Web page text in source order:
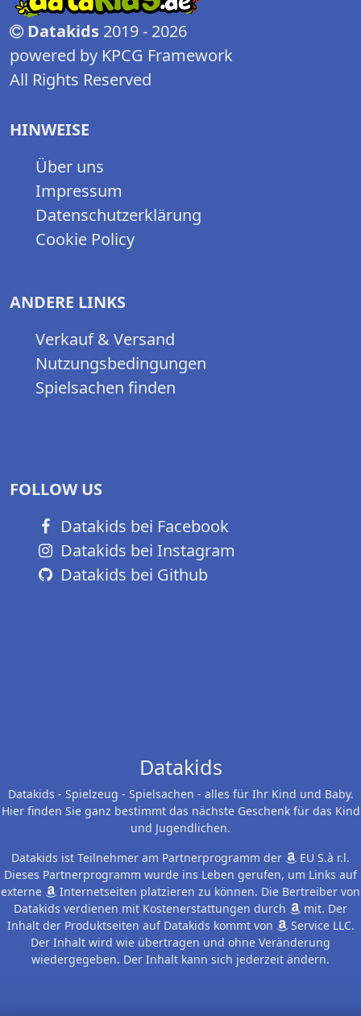
Datakids 2019 - 2026
powered by KPCG Framework
All Rights Reserved
HINWEISE
Über uns
Impressum
Datenschutzerklärung
Cookie Policy
ANDERE LINKS
Verkauf & Versand
Nutzungsbedingungen
Spielsachen finden
FOLLOW US
Datakids bei Facebook
Datakids bei Instagram
Datakids bei Github
Datakids
Datakids - Spielzeug - Spielsachen - alles für Ihr Kind und Baby.
Hier finden Sie ganz bestimmt das nächste Geschenk für das Kind
und Jugendlichen.
Datakids ist Teilnehmer am Partnerprogramm der
EU S.à r.l.
Dieses Partnerprogramm wurde ins Leben gerufen, um Links auf
externe
Internetseiten platzieren zu können. Die Bertreiber von
Datakids verdienen mit Kostenerstattungen durch
mit. Der
Inhalt der Produktseiten auf Datakids kommt von
Service LLC.
Der Inhalt wird wie übertragen und ohne Veränderung
wiedergegeben. Der Inhalt kann sich jederzeit ändern.